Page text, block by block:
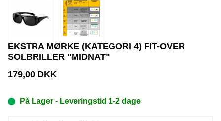
EKSTRA MØRKE (KATEGORI 4) FIT-OVER
SOLBRILLER "MIDNAT"
179,00DKK
På Lager - Leveringstid 1-2 dage